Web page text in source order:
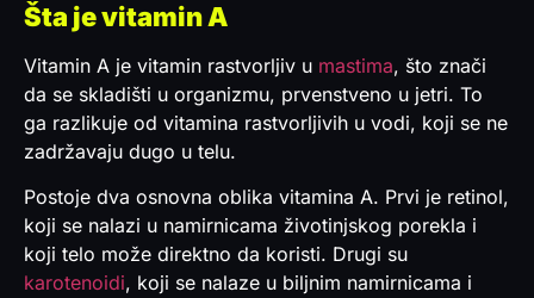
Šta je vitamin A
Vitamin A je vitamin rastvorljiv u mastima, što znači
da se skladišti u organizmu, prvenstveno u jetri. To
ga razlikuje od vitamina rastvorljivih u vodi, koji se ne
zadržavaju dugo u telu.
Postoje dva osnovna oblika vitamina A. Prvi je retinol,
koji se nalazi u namirnicama životinjskog porekla i
koji telo može direktno da koristi. Drugi su
karotenoidi, koji se nalaze u biljnim namirnicama i